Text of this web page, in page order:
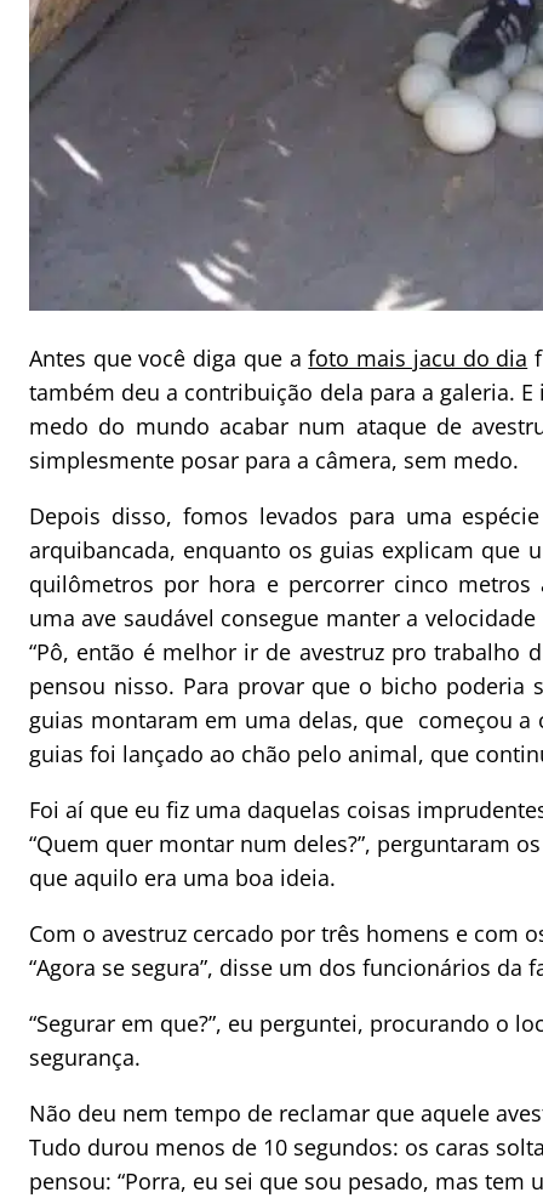
Antes que você diga que afoto mais jacu do dia
também deu a contribuição dela para a galeria.
medo do mundo acabar num ataque de
simplesmente posar para a câmera, sem medo.
Depois disso, fomos levados para uma
arquibancada, enquanto os guias explicam que
quilômetros por hora e percorrer cinco metros
uma ave saudável consegue manter a
“Pô, então é melhor ir de avestruz pro trabalho
pensou nisso. Para provar que o bicho poderia
guias montaram em uma delas, que começou
guias foi lançado ao chão pelo animal, que
Foi aí que eu fiz uma daquelas coisas
“Quem quer montar num deles?”, perguntaram
que aquilo era uma boa ideia.
Com o avestruz cercado por três homens e com
“Agora se segura”, disse um dos funcionários da
“Segurar em que?”, eu perguntei, procurando o
segurança.
Não deu nem tempo de reclamar que aquele
Tudo durou menos de 10 segundos: os caras
pensou: “Porra, eu sei que sou pesado, mas tem